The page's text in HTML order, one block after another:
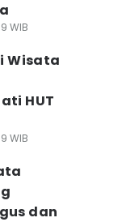
WIB
Wisata
HUT
WIB
dan